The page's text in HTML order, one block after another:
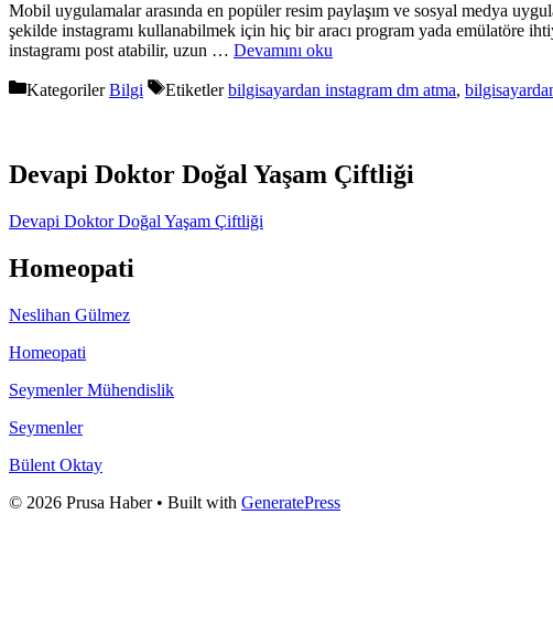
Mobil uygulamalar arasında en popüler resim paylaşım ve sosyal medya
şekilde instagramı kullanabilmek için hiç bir aracı program yada emülatöre
instagramı post atabilir, uzun … Devamını oku
KategorilerBilgi Etiketlerbilgisayardan instagram dm atma,
Devapi Doktor Doğal Yaşam Çiftliği
Devapi Doktor Doğal Yaşam Çiftliği
Homeopati
Neslihan Gülmez
Homeopati
Seymenler Mühendislik
Seymenler
Bülent Oktay
© 2026 Prusa Haber• Built with GeneratePress